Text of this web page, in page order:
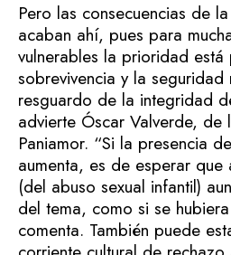
Pero las consecuencias de
acaban ahí, pues para
vulnerables la prioridad está
sobrevivencia y la
resguardo de la integridad
advierte Óscar Valverde, de
Paniamor. “Si la presencia
aumenta, es de esperar que
(del abuso sexual infantil)
del tema, como si se
comenta. También puede